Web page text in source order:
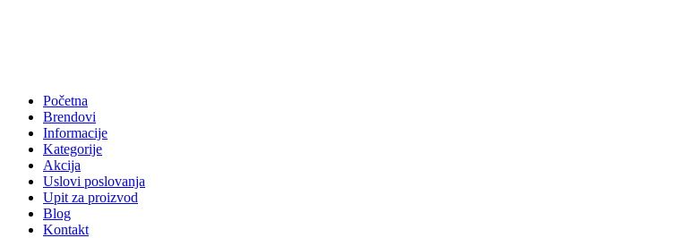
Početna
Brendovi
Informacije
Kategorije
Akcija
Uslovi poslovanja
Upit za proizvod
Blog
Kontakt